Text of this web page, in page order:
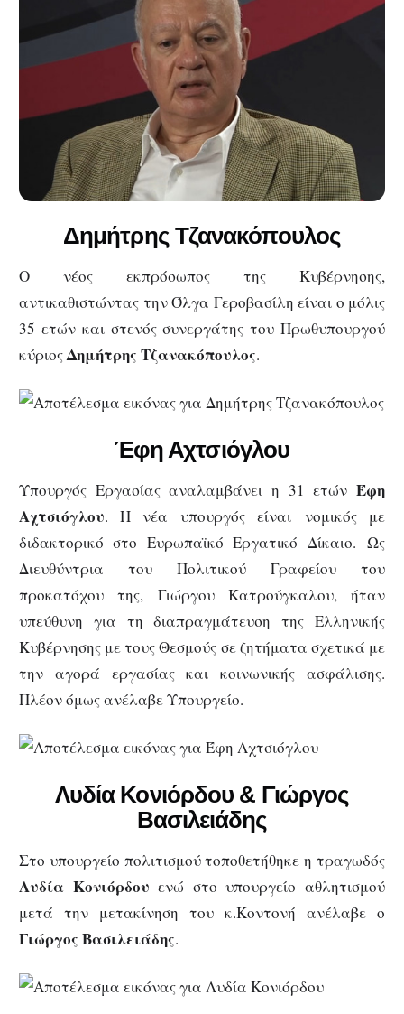
Δημήτρης Τζανακόπουλος
Ο νέος εκπρόσωπος της Κυβέρνησης,
αντικαθιστώντας την Όλγα Γεροβασίλη είναι ο μόλις
35 ετών και στενός συνεργάτης του Πρωθυπουργού
κύριοςΔημήτρης Τζανακόπουλος.
Έφη Αχτσιόγλου
Υπουργός Εργασίας αναλαμβάνει η 31 ετών Έφη
Αχτσιόγλου. Η νέα υπουργός είναι νομικός με
διδακτορικό στο Ευρωπαϊκό Εργατικό Δίκαιο. Ως
Διευθύντρια του Πολιτικού Γραφείου του
προκατόχου της, Γιώργου Κατρούγκαλου, ήταν
υπεύθυνη για τη διαπραγμάτευση της Ελληνικής
Κυβέρνησης με τους Θεσμούς σε ζητήματα σχετικά με
την αγορά εργασίας και κοινωνικής ασφάλισης.
Πλέον όμως ανέλαβε Υπουργείο.
Λυδία Κονιόρδου & Γιώργος
Βασιλειάδης
Στο υπουργείο πολιτισμού τοποθετήθηκε η τραγωδός
Λυδία Κονιόρδου ενώ στο υπουργείο αθλητισμού
μετά την μετακίνηση του κ.Κοντονή ανέλαβε ο
Γιώργος Βασιλειάδης.